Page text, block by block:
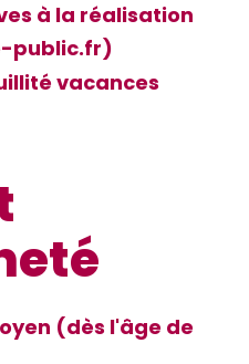
à la réalisation
public.fr)
vacances
(dès l'âge de